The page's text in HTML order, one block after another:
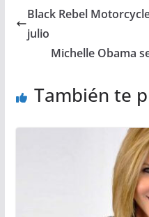
Black Rebel
julio
Michelle Obama
También te